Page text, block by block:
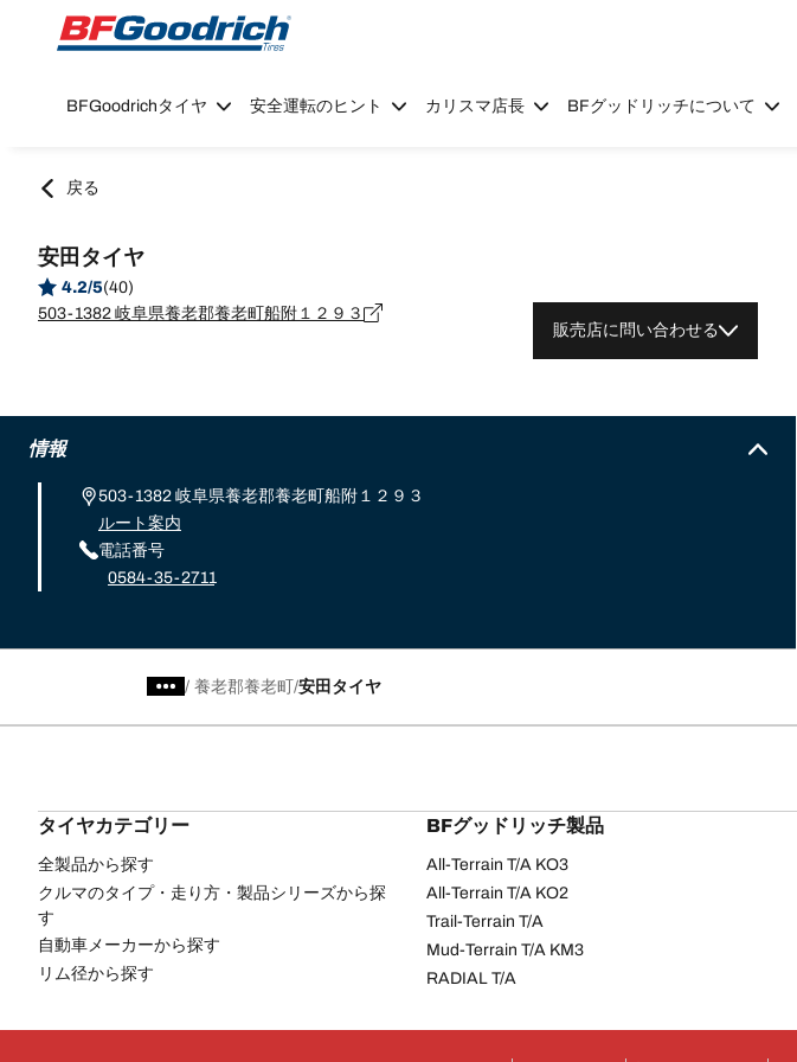
Go to page content
Go to page navigation
BFGoodrichタイヤ 安全運転のヒント カリスマ店長 BFグッドリッチについて
戻る
安田タイヤ
4.2/5(40)
503-1382 岐阜県養老郡養老町船附１２９３
販売店に問い合わせる
情報
503-1382 岐阜県養老郡養老町船附１２９３
ルート案内
電話番号
0584-35-2711
/ 養老郡養老町 安田タイヤ
タイヤカテゴリー
全製品から探す
クルマのタイプ・走り方・製品シリーズから探
す
自動車メーカーから探す
リム径から探す
BFグッドリッチ製品
All-Terrain T/A KO3
All-Terrain T/A KO2
Trail-Terrain T/A
Mud-Terrain T/A KM3
RADIAL T/A